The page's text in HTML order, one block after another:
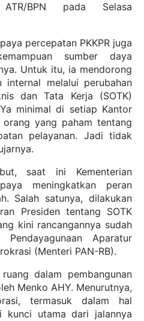
BPN pada Selasa
percepatan PKKPR juga
sumber daya
Untuk itu, ia mendorong
internal melalui perubahan
dan Tata Kerja (SOTK)
minimal di setiap Kantor
yang paham tentang
pelayanan. Jadi tidak
saat ini Kementerian
meningkatkan peran
Salah satunya, dilakukan
Presiden tentang SOTK
kini rancangannya sudah
Aparatur
(Menteri PAN-RB).
dalam pembangunan
Menko AHY. Menurutnya,
termasuk dalam hal
kunci utama dari jalannya